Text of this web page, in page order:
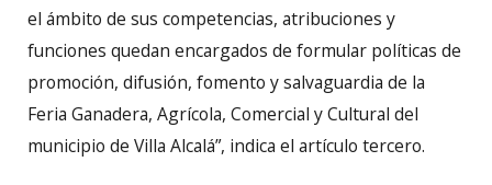
el ámbito de sus competencias, atribuciones y
funciones quedan encargados de formular políticas de
promoción, difusión, fomento y salvaguardia de la
Feria Ganadera, Agrícola, Comercial y Cultural del
municipio de Villa Alcalá”, indica el artículo tercero.